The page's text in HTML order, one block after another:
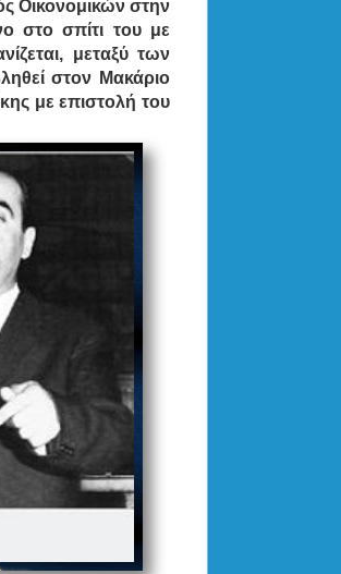
Οικονομικών στην
στο σπίτι του με
μεταξύ των
στον Μακάριο
με επιστολή του